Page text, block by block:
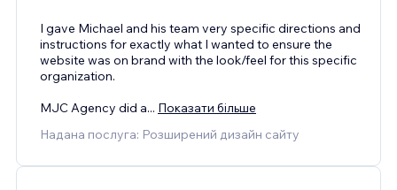
I gave Michael and his team very specific directions and
instructions for exactly what I wanted to ensure the
website was on brand with the look/feel for this specific
organization.
MJC Agency did a... Показати більше
Надана послуга: Розширений дизайн сайту